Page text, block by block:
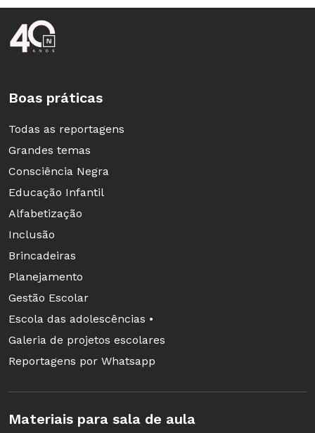
O que a criança pode aprender com isso?
A orientação é priorizar o consumo de
conteúdos educativos e de qualidade. Muitos
educadores reconhecem o potencial do celular
como ferramenta pedagógica quando bem
Rodapé da Nova Escola
Boas práticas
Todas as reportagens
Grandes temas
Consciência Negra
Educação Infantil
Alfabetização
Inclusão
Brincadeiras
Planejamento
Gestão Escolar
Escola das adolescências •
Galeria de projetos escolares
Reportagens por Whatsapp
Materiais para sala de aula